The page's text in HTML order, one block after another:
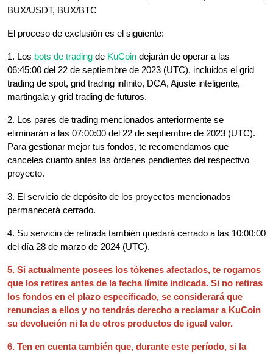
BUX/USDT, BUX/BTC
El proceso de exclusión es el siguiente:
1. Los bots de trading de KuCoin dejarán de operar a las
06:45:00 del 22 de septiembre de 2023 (UTC), incluidos el grid
trading de spot, grid trading infinito, DCA, Ajuste inteligente,
martingala y grid trading de futuros.
2. Los pares de trading mencionados anteriormente se
eliminarán a las 07:00:00 del 22 de septiembre de 2023 (UTC).
Para gestionar mejor tus fondos, te recomendamos que
canceles cuanto antes las órdenes pendientes del respectivo
proyecto.
3. El servicio de depósito de los proyectos mencionados
permanecerá cerrado.
4. Su servicio de retirada también quedará cerrado a las 10:00:00
del día 28 de marzo de 2024 (UTC).
5. Si actualmente posees los tókenes afectados, te rogamos
que los retires antes de la fecha límite indicada. Si no retiras
los fondos en el plazo especificado, se considerará que
renuncias a ellos y no tendrás derecho a reclamar a KuCoin
su devolución ni la de otros productos de igual valor.
6. Ten en cuenta también que, durante este período, si la